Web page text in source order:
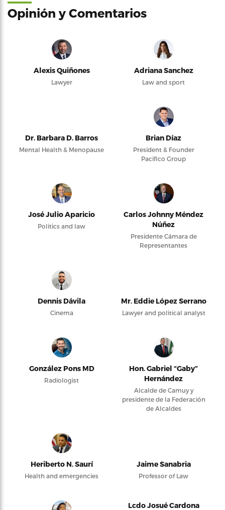
Opinión y Comentarios
Alexis Quiñones
Lawyer
Adriana Sanchez
Law and sport
Dr. Barbara D. Barros
Mental Health & Menopause
Brian Díaz
President & Founder
Pacifico Group
José Julio Aparicio
Politics and law
Carlos Johnny Méndez
Núñez
Presidente Cámara de
Representantes
Dennis Dávila
Cinema
Mr. Eddie López Serrano
Lawyer and political analyst
González Pons MD
Radiologist
Hon. Gabriel “Gaby”
Hernández
Alcalde de Camuy y
presidente de la Federación
de Alcaldes
Heriberto N. Saurí
Health and emergencies
Jaime Sanabria
Professor of Law
Lcdo Josué Cardona